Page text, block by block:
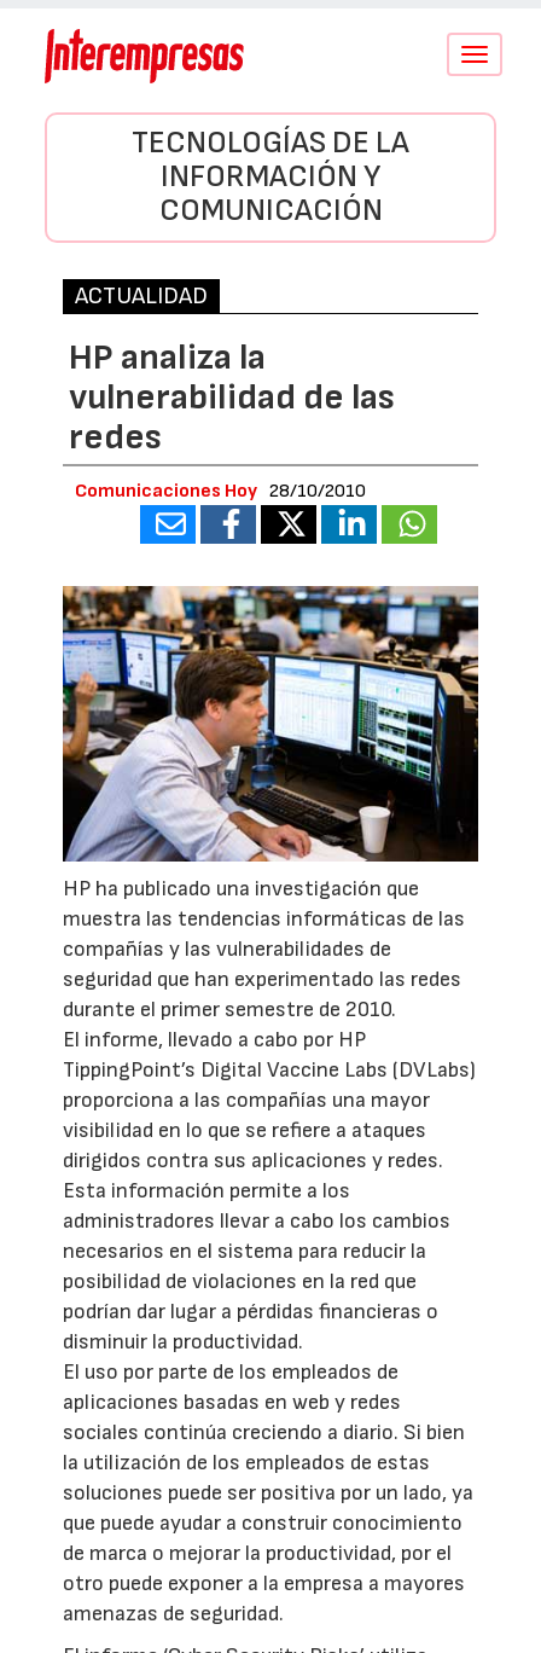
Conmutar
TECNOLOGÍAS DE LA
INFORMACIÓN Y
COMUNICACIÓN
ACTUALIDAD
HP analiza la
vulnerabilidad de las
redes
Comunicaciones Hoy 28/10/2010
HP ha publicado una investigación que
muestra las tendencias informáticas de las
compañías y las vulnerabilidades de
seguridad que han experimentado las redes
durante el primer semestre de 2010.
El informe, llevado a cabo por HP
TippingPoint’s Digital Vaccine Labs (DVLabs)
proporciona a las compañías una mayor
visibilidad en lo que se refiere a ataques
dirigidos contra sus aplicaciones y redes.
Esta información permite a los
administradores llevar a cabo los cambios
necesarios en el sistema para reducir la
posibilidad de violaciones en la red que
podrían dar lugar a pérdidas financieras o
disminuir la productividad.
El uso por parte de los empleados de
aplicaciones basadas en web y redes
sociales continúa creciendo a diario. Si bien
la utilización de los empleados de estas
soluciones puede ser positiva por un lado, ya
que puede ayudar a construir conocimiento
de marca o mejorar la productividad, por el
otro puede exponer a la empresa a mayores
amenazas de seguridad.